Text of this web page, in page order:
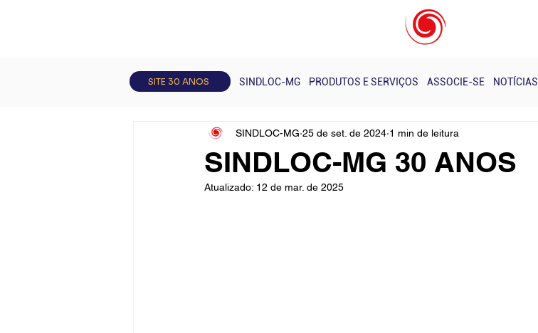
SITE 30 ANOS SINDLOC-MG PRODUTOS E SERVIÇOS ASSOCIE-SE NOTÍCIAS
Todos posts Artigos Cursos e Eventos - Realizados Notícias
SINDLOC-MG 30 ANOS
SINDLOC-MG 25 de set. de 2024 1 min de leitura
Atualizado: 12 de mar. de 2025